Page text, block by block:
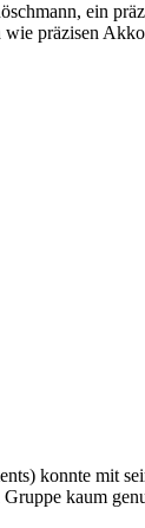
ein
präzisen
konnte mit
kaum